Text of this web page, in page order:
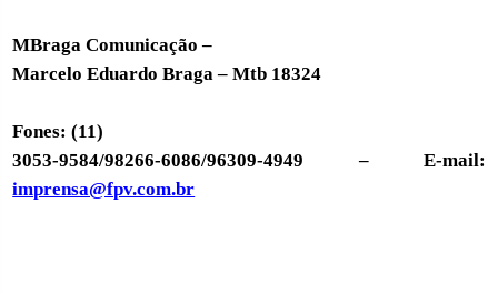
MBraga Comunicação –
Marcelo Eduardo Braga – Mtb 18324
Fones: (11)
3053-9584/98266-6086/96309-4949 – E-mail:
imprensa@fpv.com.br